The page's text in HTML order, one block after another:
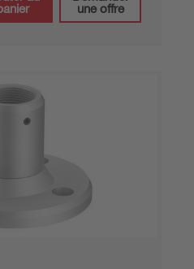
une offre